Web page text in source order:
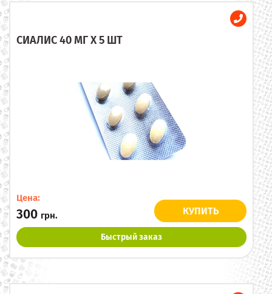
СИАЛИС 40 МГ X 5 ШТ
Цена:
300 грн. КУПИТЬ
Быстрый заказ